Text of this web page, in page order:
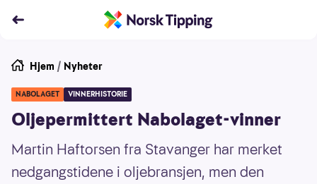
Hjem / Nyheter
NABOLAGET VINNERHISTORIE
Oljepermittert Nabolaget-vinner
Martin Haftorsen fra Stavanger har merket
nedgangstidene i oljebransjen, men den